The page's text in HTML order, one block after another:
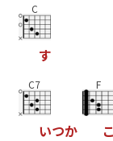
C
す
C7
いつか
F
こ